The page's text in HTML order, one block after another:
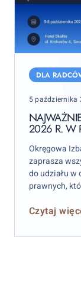
zmiany
2026
praktyce
radcy
prawnego
DLA
Posted
5 października
2026 R. W
Okręgowa
zaprasza
do udziału w
prawnych,
Czytaj